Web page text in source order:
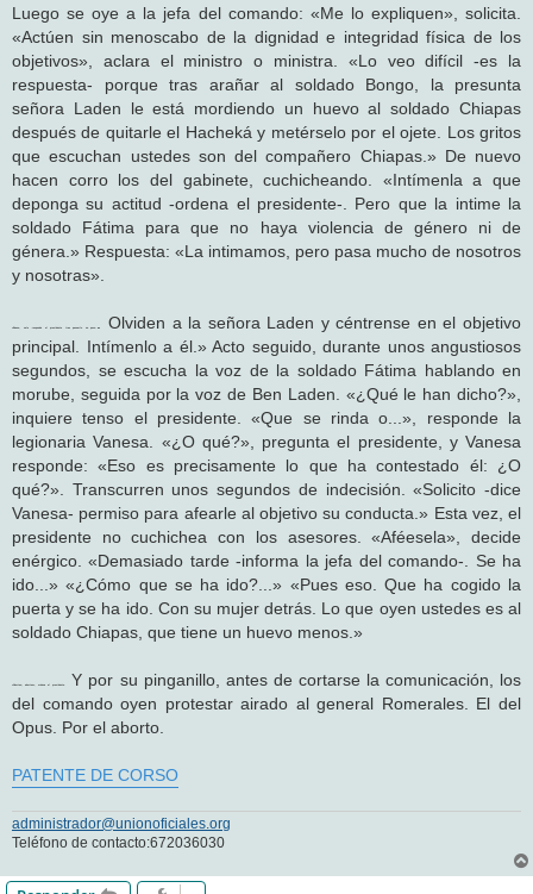
Luego se oye a la jefa del comando: «Me lo expliquen», solicita.
«Actúen sin menoscabo de la dignidad e integridad física de los
objetivos», aclara el ministro o ministra. «Lo veo difícil -es la
respuesta- porque tras arañar al soldado Bongo, la presunta
señora Laden le está mordiendo un huevo al soldado Chiapas
después de quitarle el Hacheká y metérselo por el ojete. Los gritos
que escuchan ustedes son del compañero Chiapas.» De nuevo
hacen corro los del gabinete, cuchicheando. «Intímenla a que
deponga su actitud -ordena el presidente-. Pero que la intime la
soldado Fátima para que no haya violencia de género ni de
génera.» Respuesta: «La intimamos, pero pasa mucho de nosotros
y nosotras».
«Bueno, vale -responde el presidente tras pensarlo un poco-
. Olviden a la señora Laden y céntrense en el objetivo
principal. Intímenlo a él.» Acto seguido, durante unos angustiosos
segundos, se escucha la voz de la soldado Fátima hablando en
morube, seguida por la voz de Ben Laden. «¿Qué le han dicho?»,
inquiere tenso el presidente. «Que se rinda o...», responde la
legionaria Vanesa. «¿O qué?», pregunta el presidente, y Vanesa
responde: «Eso es precisamente lo que ha contestado él: ¿O
qué?». Transcurren unos segundos de indecisión. «Solicito -dice
Vanesa- permiso para afearle al objetivo su conducta.» Esta vez, el
presidente no cuchichea con los asesores. «Aféesela», decide
enérgico. «Demasiado tarde -informa la jefa del comando-. Se ha
ido...» «¿Cómo que se ha ido?...» «Pues eso. Que ha cogido la
puerta y se ha ido. Con su mujer detrás. Lo que oyen ustedes es al
soldado Chiapas, que tiene un huevo menos.»
«Aborten, aborten», ordena el presidente.
Y por su pinganillo, antes de cortarse la comunicación, los
del comando oyen protestar airado al general Romerales. El del
Opus. Por el aborto.
PATENTE DE CORSO
administrador@unionoficiales.org
Teléfono de contacto:672036030